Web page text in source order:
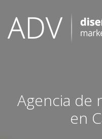
content
Agencia de
en